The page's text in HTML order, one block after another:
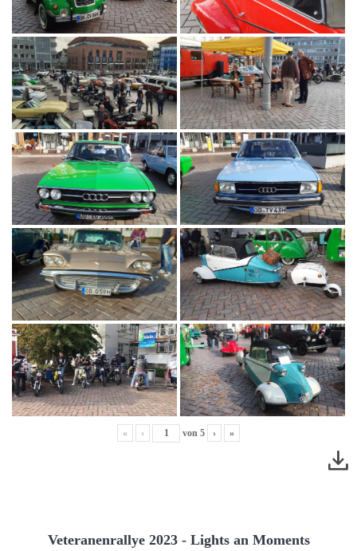
« ‹ von 5 › »
Veteranenrallye 2023 - Lights an Moments